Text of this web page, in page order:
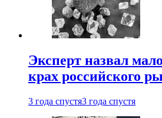
Эксперт назвал
крах российского
3 года спустя3 года спустя